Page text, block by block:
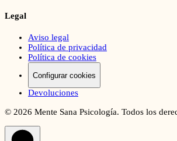
Legal
Aviso legal
Política de privacidad
Política de cookies
Configurar cookies
Devoluciones
© 2026 Mente Sana Psicología. Todos los